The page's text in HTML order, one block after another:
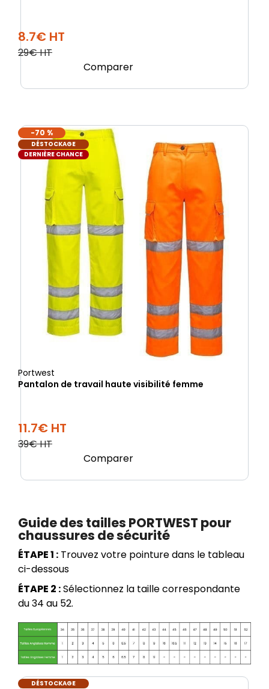
8.7€ HT
29€ HT
Comparer
-70 %
DÉSTOCKAGE
DERNIÈRE CHANCE
Portwest
Pantalon de travail haute visibilité femme
11.7€ HT
39€ HT
Comparer
Guide des tailles PORTWEST pour
chaussures de sécurité
ÉTAPE 1 : Trouvez votre pointure dans le tableau
ci-dessous
ÉTAPE 2 :Sélectionnez la taille correspondante
du 34 au 52.
DÉSTOCKAGE